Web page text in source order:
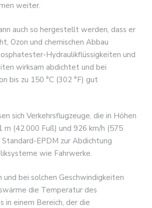
weiter.
auch so hergestellt werden, dass er
Ozon und chemischen Abbau
Hydraulikflüssigkeiten und
wirksam abdichtet und bei
bis zu 150 °C (302 °F) gut
sich Verkehrsflugzeuge, die in Höhen
m (42.000 Fuß) und 926 km/h (575
EPDM zur Abdichtung
wie Fahrwerke.
und bei solchen Geschwindigkeiten
die Temperatur des
in einem Bereich, der die